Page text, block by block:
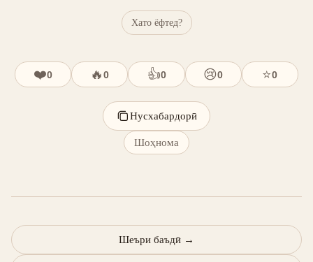
Хато ёфтед?
❤️0 🔥0 👍0 😢0 ⭐0
Нусхабардорӣ
Шоҳнома
Шеъри баъдӣ →